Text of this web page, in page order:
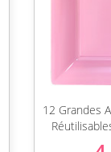
12 Grandes